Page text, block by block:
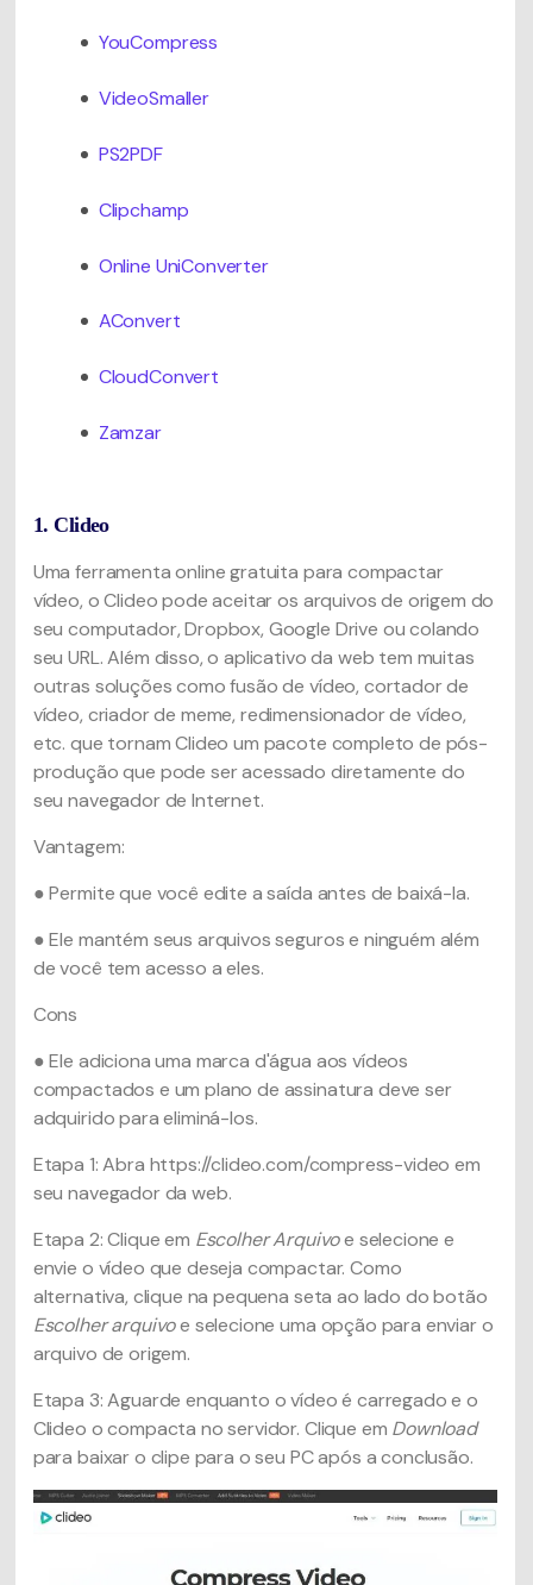
YouCompress
VideoSmaller
PS2PDF
Clipchamp
Online UniConverter
AConvert
CloudConvert
Zamzar
1. Clideo
Uma ferramenta online gratuita para compactar
vídeo, o Clideo pode aceitar os arquivos de origem do
seu computador, Dropbox, Google Drive ou colando
seu URL. Além disso, o aplicativo da web tem muitas
outras soluções como fusão de vídeo, cortador de
vídeo, criador de meme, redimensionador de vídeo,
etc. que tornam Clideo um pacote completo de pós-
produção que pode ser acessado diretamente do
seu navegador de Internet.
Vantagem:
● Permite que você edite a saída antes de baixá-la.
● Ele mantém seus arquivos seguros e ninguém além
de você tem acesso a eles.
Cons
● Ele adiciona uma marca d'água aos vídeos
compactados e um plano de assinatura deve ser
adquirido para eliminá-los.
Etapa 1: Abra https://clideo.com/compress-video em
seu navegador da web.
Etapa 2: Clique em Escolher Arquivoe selecione e
envie o vídeo que deseja compactar. Como
alternativa, clique na pequena seta ao lado do botão
Escolher arquivoe selecione uma opção para enviar o
arquivo de origem.
Etapa 3: Aguarde enquanto o vídeo é carregado e o
Clideo o compacta no servidor. Clique em Download
para baixar o clipe para o seu PC após a conclusão.